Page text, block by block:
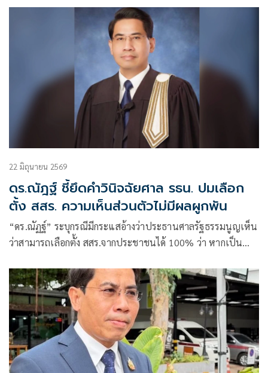
เป็นขบวนการ พร้อมย้ำผู้ถูกกล่าวหา
22 มิถุนายน 2569
ดร.ณัฎฐ์ ชี้ยึดคำวินิจฉัยศาล รธน. ปมเลือก
ตั้ง สสร. ความเห็นส่วนตัวไม่มีผลผูกพัน
“ดร.ณัฏฐ์” ระบุกรณีมีกระแสอ้างว่าประธานศาลรัฐธรรมนูญเห็น
ว่าสามารถเลือกตั้ง สสร.จากประชาชนได้ 100% ว่า หากเป็น
ต้องยึดคำวินิจฉัยศาลรัฐธรรมนูญที่ 18/2568 ซึ่งกำหนดให้
รัฐสภาไม่มีอำนา